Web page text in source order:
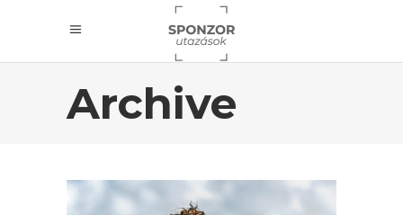
Archive